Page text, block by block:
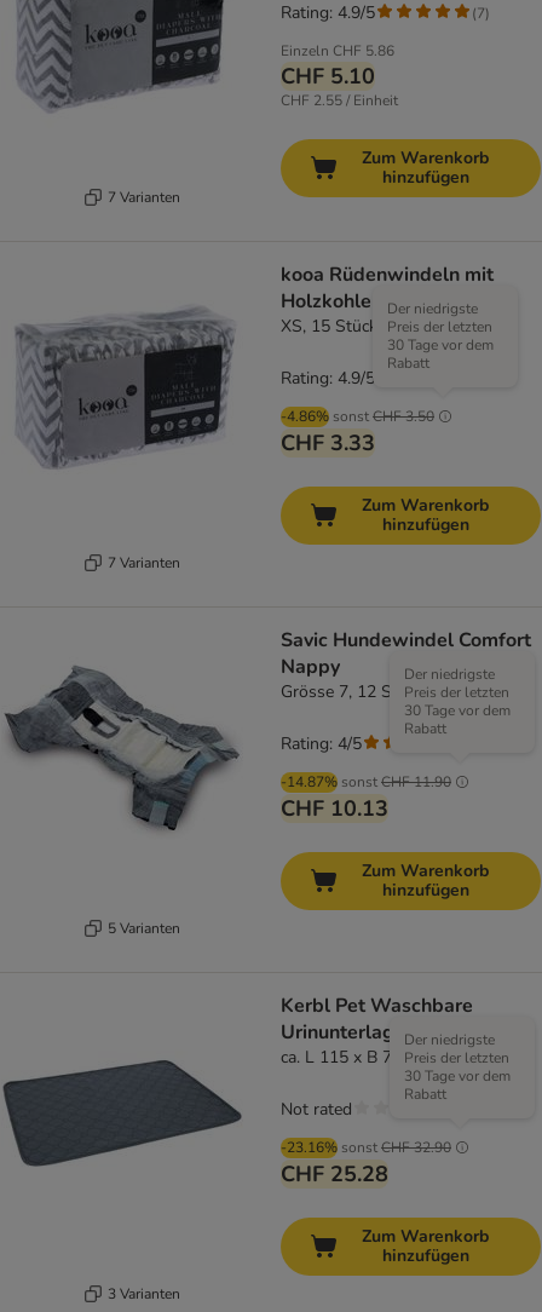
7 Varianten
Einzeln CHF 5.86
CHF 5.10
CHF 2.55 / Einheit
Rating: 4.9/5 (7)
Zum Warenkorb
hinzufügen
7 Varianten
kooa Rüdenwindeln mit
Holzkohle
XS, 15 Stück
-4.86% sonstCHF 3.50
Der niedrigste
Preis der letzten
30 Tage vor dem
Rabatt
CHF 3.33
Rating: 4.9/5
Zum Warenkorb
hinzufügen
5 Varianten
Savic Hundewindel Comfort
Nappy
Grösse 7, 12 Stück
-14.87% sonstCHF 11.90
Der niedrigste
Preis der letzten
30 Tage vor dem
Rabatt
CHF 10.13
Rating: 4/5
Zum Warenkorb
hinzufügen
3 Varianten
Kerbl Pet Waschbare
Urinunterlage, grau
ca. L 115 x B 75 cm
-23.16% sonstCHF 32.90
Der niedrigste
Preis der letzten
30 Tage vor dem
Rabatt
CHF 25.28
Not rated
Zum Warenkorb
hinzufügen